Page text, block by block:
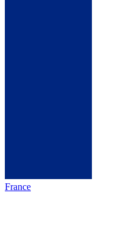
France